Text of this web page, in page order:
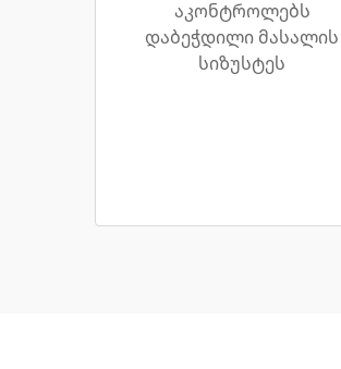
აკონტროლებს
დაბეჭდილი მასალის
სიზუსტეს